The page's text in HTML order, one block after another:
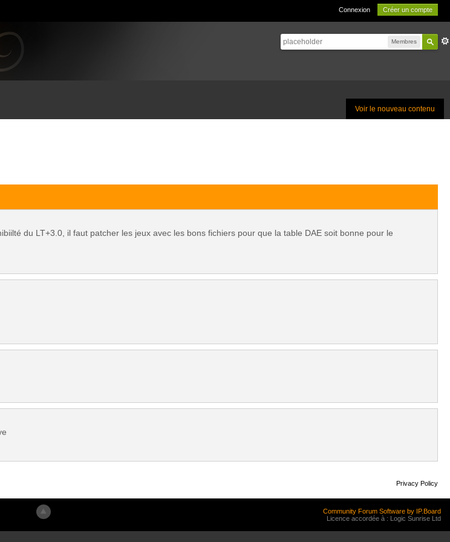
Connexion Créer un compte
Membres
Voir le nouveau contenu
du LT+3.0, il faut patcher les jeux avec les bons fichiers pour que la table DAE soit bonne pour le
Privacy Policy
Community Forum Software by IP.Board
Licence accordée à : Logic Sunrise Ltd